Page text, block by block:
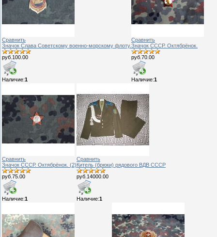
Сравнить
Значок Слава Советскому военно-морскому флоту.
руб.100.00
Наличие:1
Сравнить
Значок СССР. Октябрёнок.
руб.70.00
Наличие:1
Сравнить
Значок СССР. Октябрёнок. (2)
руб.75.00
Наличие:1
Сравнить
Китель (брюки) рядового ВДВ СССР
руб.14000.00
Наличие:1